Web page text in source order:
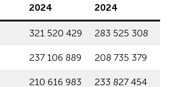
2024
2024
321 520 429 283 525 308
237 106 889 208 735 379
210 616 983 233 827 454